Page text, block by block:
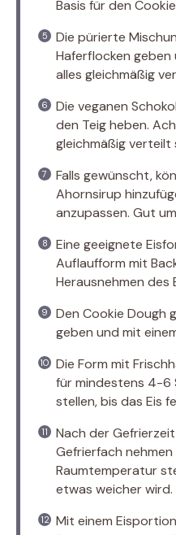
Basis für den
Die pürierte
Haferflocken geben
alles gleichmäßig
Die veganen
den Teig heben.
gleichmäßig verteilt
Falls gewünscht,
Ahornsirup
anzupassen. Gut
Eine geeignete
Auflaufform mit
Herausnehmen des
Den Cookie Dough
geben und mit
Die Form mit
für mindestens 4-6
stellen, bis das Eis
Nach der
Gefrierfach
Raumtemperatur
etwas weicher wird.
Mit einem